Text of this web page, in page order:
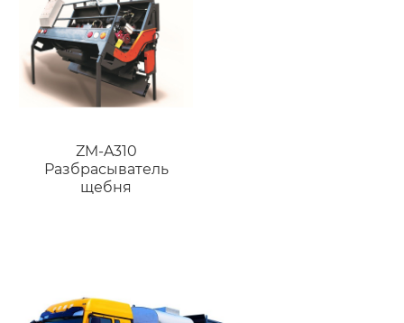
ZM-A310
Разбрасыватель
щебня